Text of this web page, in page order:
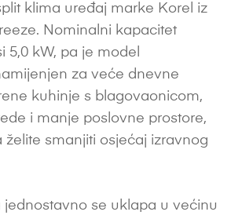
klima uređaj marke Korel iz
Nominalni kapacitet
5,0 kW, pa je model
za veće dnevne
kuhinje s blagovaonicom,
i manje poslovne prostore,
želite smanjiti osjećaj izravnog
se uklapa u većinu